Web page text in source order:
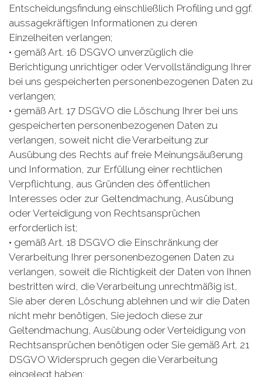
Entscheidungsfindung einschließlich Profiling und ggf.
aussagekräftigen Informationen zu deren
Einzelheiten verlangen;
• gemäß Art. 16 DSGVO unverzüglich die
Berichtigung unrichtiger oder Vervollständigung Ihrer
bei uns gespeicherten personenbezogenen Daten zu
verlangen;
• gemäß Art. 17 DSGVO die Löschung Ihrer bei uns
gespeicherten personenbezogenen Daten zu
verlangen, soweit nicht die Verarbeitung zur
Ausübung des Rechts auf freie Meinungsäußerung
und Information, zur Erfüllung einer rechtlichen
Verpflichtung, aus Gründen des öffentlichen
Interesses oder zur Geltendmachung, Ausübung
oder Verteidigung von Rechtsansprüchen
erforderlich ist;
• gemäß Art. 18 DSGVO die Einschränkung der
Verarbeitung Ihrer personenbezogenen Daten zu
verlangen, soweit die Richtigkeit der Daten von Ihnen
bestritten wird, die Verarbeitung unrechtmäßig ist,
Sie aber deren Löschung ablehnen und wir die Daten
nicht mehr benötigen, Sie jedoch diese zur
Geltendmachung, Ausübung oder Verteidigung von
Rechtsansprüchen benötigen oder Sie gemäß Art. 21
DSGVO Widerspruch gegen die Verarbeitung
eingelegt haben;